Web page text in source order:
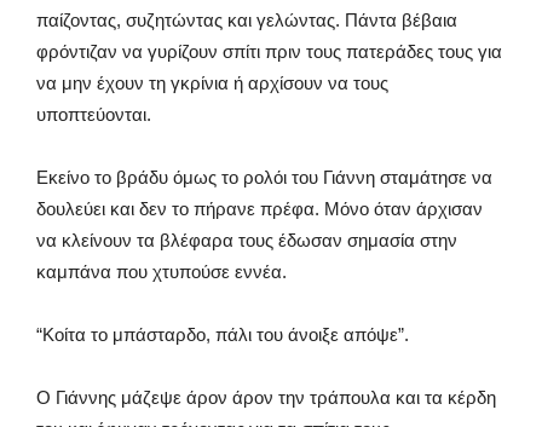
παίζοντας, συζητώντας και γελώντας. Πάντα βέβαια
φρόντιζαν να γυρίζουν σπίτι πριν τους πατεράδες τους για
να μην έχουν τη γκρίνια ή αρχίσουν να τους
υποπτεύονται.
Εκείνο το βράδυ όμως το ρολόι του Γιάννη σταμάτησε να
δουλεύει και δεν το πήρανε πρέφα. Μόνο όταν άρχισαν
να κλείνουν τα βλέφαρα τους έδωσαν σημασία στην
καμπάνα που χτυπούσε εννέα.
“Κοίτα το μπάσταρδο, πάλι του άνοιξε απόψε”.
Ο Γιάννης μάζεψε άρον άρον την τράπουλα και τα κέρδη